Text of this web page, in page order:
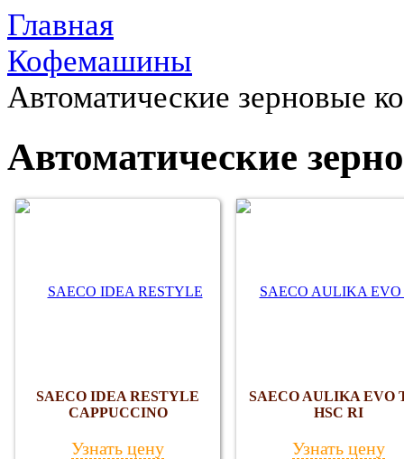
Главная
Кофемашины
Автоматические зерновые
Автоматические
SAECO IDEA RESTYLE
CAPPUCCINO
Узнать цену
SAECO AULIKA EVO
HSC RI
Узнать цену